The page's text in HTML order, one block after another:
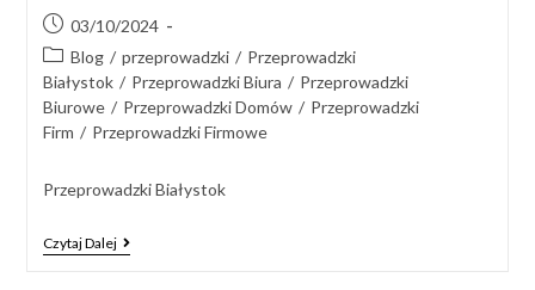
03/10/2024
Blog / przeprowadzki / Przeprowadzki
Białystok / Przeprowadzki Biura / Przeprowadzki
Biurowe / Przeprowadzki Domów / Przeprowadzki
Firm / Przeprowadzki Firmowe
Przeprowadzki Białystok
Czytaj Dalej